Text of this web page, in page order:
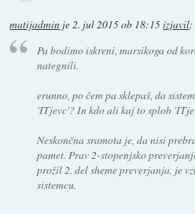
matijadmin je 2. jul 2015 ob 18:15izjavil:
Pa bodimo iskreni, marsikoga od
nategnili.
erunno, po čem pa sklepaš, da
'ITjevc'? In kdo ali kaj to sploh
Neskončna sramota je, da nisi
pamet. Prav 2-stopenjsko
prožil 2. del sheme preverjanja, je
sistemcu.